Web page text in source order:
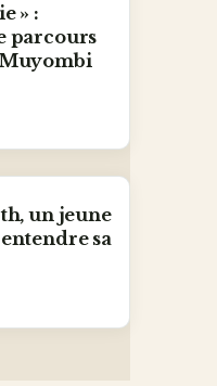
» :
parcours
un jeune
sa